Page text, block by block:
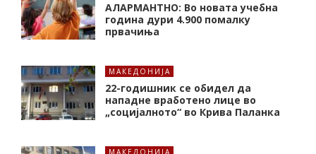
АЛАРМАНТНО: Во новата учебна
година дури 4.900 помалку
првачиња
МАКЕДОНИЈА
22-годишник се обидел да
нападне вработено лице во
„социјалното“ во Крива Паланка